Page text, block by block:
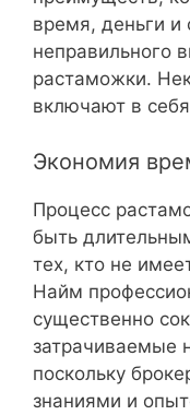
время, деньги и
неправильного
растаможки.
включают в
Экономия
Процесс
быть
тех, кто не
Найм
существенно
затрачиваемые
поскольку
знаниями и